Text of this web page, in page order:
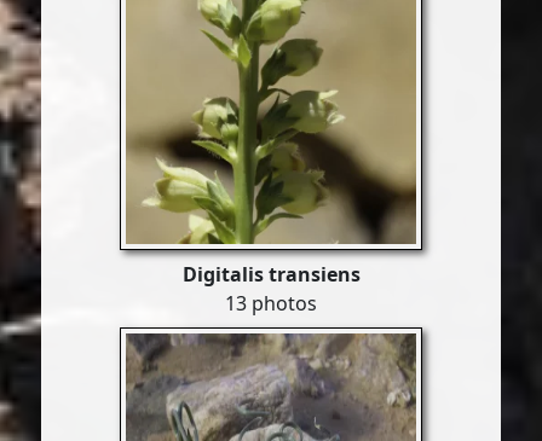
Digitalis transiens
13 photos